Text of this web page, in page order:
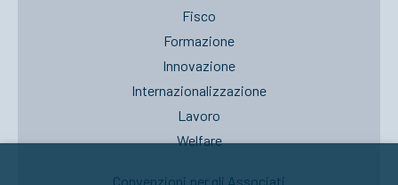
Fisco
Formazione
Innovazione
Internazionalizzazione
Lavoro
Welfare
Convenzioni per gli Associati